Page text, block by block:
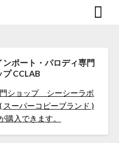
ポート・パロディ専門
プ CCLAB